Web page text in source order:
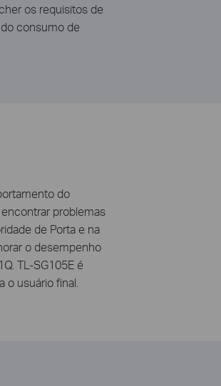
os requisitos de
consumo de
do
problemas
de Porta e na
o desempenho
TL-SG105E é
usuário final.